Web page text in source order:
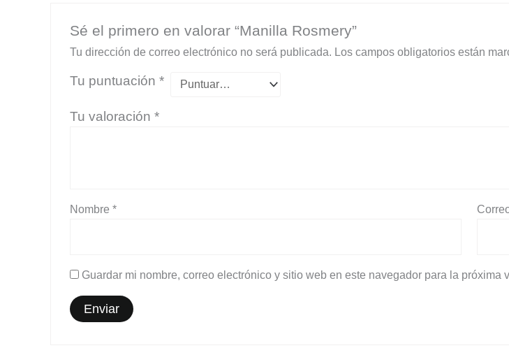
Sé el primero en valorar “Manilla Rosmery”
Tu dirección de correo electrónico no será publicada. Los campos obligatorios están
Tu puntuación *
Tu valoración *
Nombre *
Guardar mi nombre, correo electrónico y sitio web en este navegador para la próxima